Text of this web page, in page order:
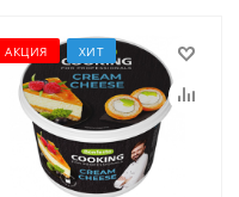
АКЦИЯ ХИТ